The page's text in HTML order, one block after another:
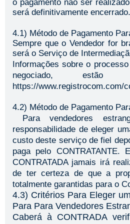
o pagamento não ser
será definitivamente encerrado.
4.1) Método de Pagamento
Sempre que o Vendedor for
será o Serviço de
Informações sobre o
negociado, estão
https://www.registrocom.com/
4.2) Método de Pagamento
Para vendedores
responsabilidade de eleger
custo deste serviço de fiel
paga pelo CONTRATANTE.
CONTRATADA jamais irá
de ter certeza de que a
totalmente garantidas para o
4.3) Critérios Para Eleger
Para Para Vendedores
Caberá à CONTRADA